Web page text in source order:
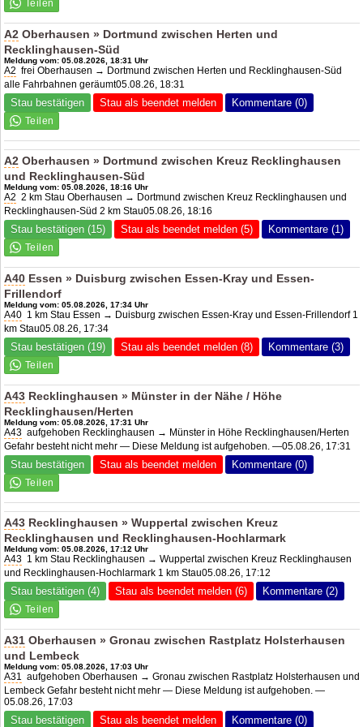
A2 Oberhausen » Dortmund zwischen Herten und
Recklinghausen-Süd
Meldung vom: 05.08.2026, 18:31 Uhr
A2 frei Oberhausen → Dortmund zwischen Herten und Recklinghausen-Süd
alle Fahrbahnen geräumt05.08.26, 18:31
Stau bestätigen Stau als beendet melden Kommentare (0)
A2 Oberhausen » Dortmund zwischen Kreuz Recklinghausen
und Recklinghausen-Süd
Meldung vom: 05.08.2026, 18:16 Uhr
A2 2 km Stau Oberhausen → Dortmund zwischen Kreuz Recklinghausen und
Recklinghausen-Süd 2 km Stau05.08.26, 18:16
Stau bestätigen (15) Stau als beendet melden (5) Kommentare (1)
A40 Essen » Duisburg zwischen Essen-Kray und Essen-
Frillendorf
Meldung vom: 05.08.2026, 17:34 Uhr
A40 1 km Stau Essen → Duisburg zwischen Essen-Kray und Essen-Frillendorf 1
km Stau05.08.26, 17:34
Stau bestätigen (19) Stau als beendet melden (8) Kommentare (3)
A43 Recklinghausen » Münster in der Nähe / Höhe
Recklinghausen/Herten
Meldung vom: 05.08.2026, 17:31 Uhr
A43 aufgehoben Recklinghausen → Münster in Höhe Recklinghausen/Herten
Gefahr besteht nicht mehr — Diese Meldung ist aufgehoben. —05.08.26, 17:31
Stau bestätigen Stau als beendet melden Kommentare (0)
A43 Recklinghausen » Wuppertal zwischen Kreuz
Recklinghausen und Recklinghausen-Hochlarmark
Meldung vom: 05.08.2026, 17:12 Uhr
A43 1 km Stau Recklinghausen → Wuppertal zwischen Kreuz Recklinghausen
und Recklinghausen-Hochlarmark 1 km Stau05.08.26, 17:12
Stau bestätigen (4) Stau als beendet melden (6) Kommentare (2)
A31 Oberhausen » Gronau zwischen Rastplatz Holsterhausen
und Lembeck
Meldung vom: 05.08.2026, 17:03 Uhr
A31 aufgehoben Oberhausen → Gronau zwischen Rastplatz Holsterhausen und
Lembeck Gefahr besteht nicht mehr — Diese Meldung ist aufgehoben. —
05.08.26, 17:03
Stau bestätigen Stau als beendet melden Kommentare (0)